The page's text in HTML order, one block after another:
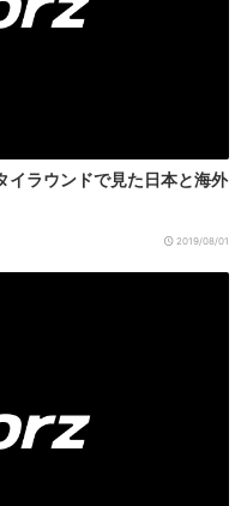
イラウンドで見た日本と海外
2019/08/01